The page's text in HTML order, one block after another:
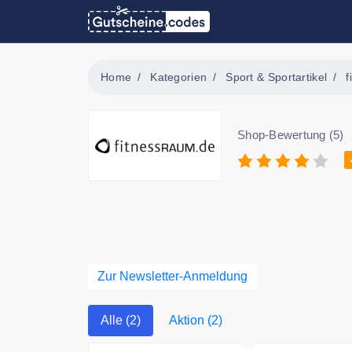
Home Kategorien Sport & Sportartikel
Shop-Bewertung (5)
Zur Newsletter-Anmeldung
Alle (2) Aktion (2)